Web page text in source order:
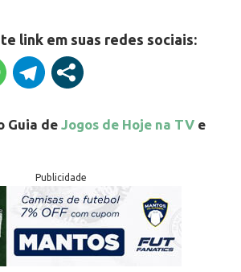
link em suas redes sociais:
Guia de Jogos de Hoje na TV e
Publicidade